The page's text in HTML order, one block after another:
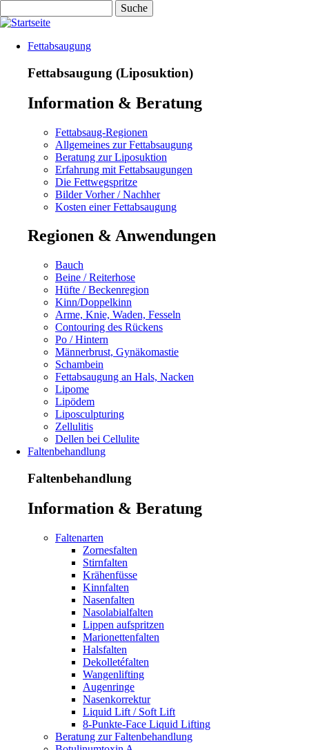
Fettabsaugung
Fettabsaugung (Liposuktion)
Information & Beratung
Fettabsaug-Regionen
Allgemeines zur Fettabsaugung
Beratung zur Liposuktion
Erfahrung mit Fettabsaugungen
Die Fettwegspritze
Bilder Vorher / Nachher
Kosten einer Fettabsaugung
Regionen & Anwendungen
Bauch
Beine / Reiterhose
Hüfte / Beckenregion
Kinn/Doppelkinn
Arme, Knie, Waden, Fesseln
Contouring des Rückens
Po / Hintern
Männerbrust, Gynäkomastie
Schambein
Fettabsaugung an Hals, Nacken
Lipome
Lipödem
Liposculpturing
Zellulitis
Dellen bei Cellulite
Faltenbehandlung
Faltenbehandlung
Information & Beratung
Faltenarten
Zornesfalten
Stirnfalten
Krähenfüsse
Kinnfalten
Nasenfalten
Nasolabialfalten
Lippen aufspritzen
Marionettenfalten
Halsfalten
Dekolletéfalten
Wangenlifting
Augenringe
Nasenkorrektur
Liquid Lift / Soft Lift
8-Punkte-Face Liquid Lifting
Beratung zur Faltenbehandlung